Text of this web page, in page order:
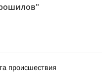
происшествия